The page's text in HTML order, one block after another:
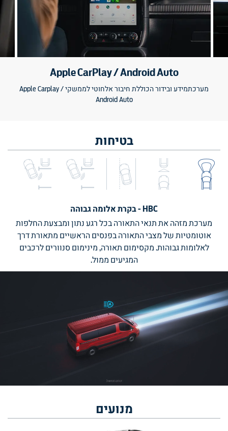
Apple CarPlay / Android Auto
מערכתמידע ובידור הכוללת חיבור אלחוטי לממשקי Apple Carplay /
Android Auto
בטיחות
HBC - בקרת אלומה גבוהה
מערכת מזהה את תנאי התאורה בכל רגע נתון ומבצעת החלפות
אוטומטיות של מצבי התאורה בפנסים הראשיים מתאורת דרך
לאלומות גבוהות. מקסימום תאורה, מינימום סנוורים לרכבים
המגיעים ממול.
מנועים